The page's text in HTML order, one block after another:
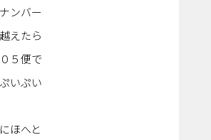
ンバー
えたら
５便で
いぷい
ほへと